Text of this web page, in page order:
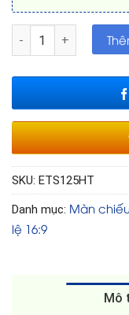
Màn chiếu điện
SKU: ETS125HT
Danh mục: Màn
lệ 16:9
Mô